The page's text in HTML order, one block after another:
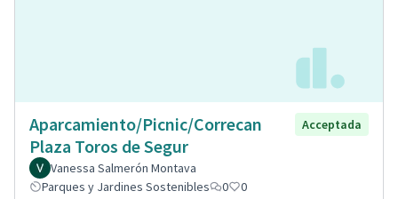
Aparcamiento/Picnic/Correcan
Plaza Toros de Segur
Acceptada
Vanessa Salmerón Montava
Parques y Jardines Sostenibles
0 0